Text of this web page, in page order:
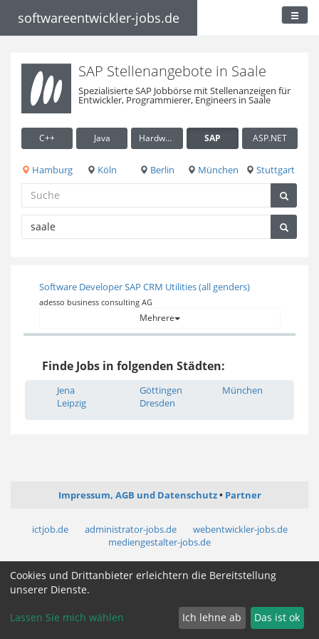
softwareentwickler-jobs.de
SAP Stellenangebote in Saale
Spezialisierte SAP Jobbörse mit Stellenanzeigen für
Entwickler, Programmierer, Engineers in Saale
C++ Java Hardware / Embedded SAP ASP.NET
Hamburg Köln Berlin München Stuttgart
Software Developer SAP CRM Utilities (all genders)
adesso business consulting AG
Mehrere
Finde Jobs in folgenden Städten:
Jena
Leipzig
Göttingen
Dresden
München
Impressum, AGB und Datenschutz Partner
ictjob.de administrator-jobs.de
webentwickler-jobs.de
mediengestalter-jobs.de
Cookie Zustimmung ändern
Cookies und Drittanbieter erleichtern die Bereitstellung
unserer Dienste.
Lassen Sie mich wählen Ich lehne ab Das ist ok